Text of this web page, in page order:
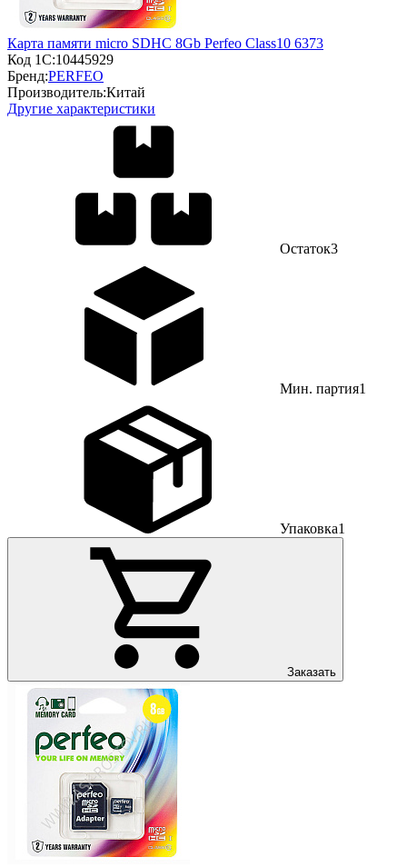
Карта памяти micro SDHC 8Gb Perfeo Class10 6373
Код 1С:10445929
Бренд:PERFEO
Производитель:Китай
Другие характеристики
Остаток3
Мин. партия1
Упаковка1
Заказать